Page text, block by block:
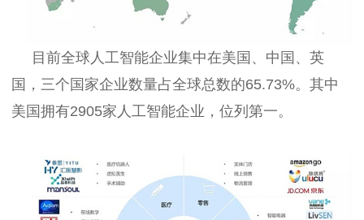
目前全球人工智能企业集中在美国、中国、英
国，三个国家企业数量占全球总数的65.73%。其中
美国拥有2905家人工智能企业，位列第一。